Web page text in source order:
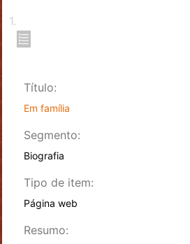
1.
Título:
Em família
Segmento:
Biografia
Tipo de item:
Página web
Resumo: